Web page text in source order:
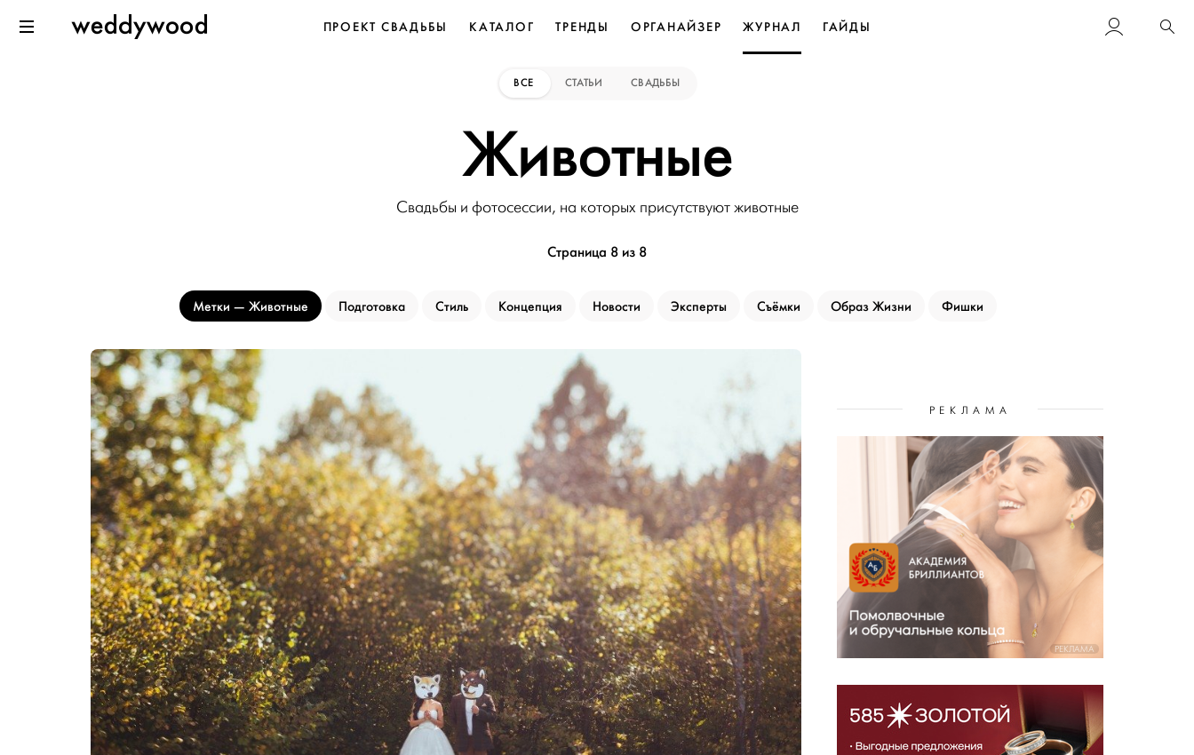
к содержанию
WeddywoodПРОЕКТ СВАДЬБЫ КАТАЛОГ ТРЕНДЫ ОРГАНАЙЗЕР ЖУРНАЛ ГАЙДЫ
ВСЕ СТАТЬИ СВАДЬБЫ
Животные
Свадьбы и фотосессии, на которых присутствуют животные
Страница 8 из 8
Метки Животные Подготовка Стиль Концепция Новости Эксперты Съёмки Образ Жизни Фишки
РЕКЛАМА
РЕКЛАМА